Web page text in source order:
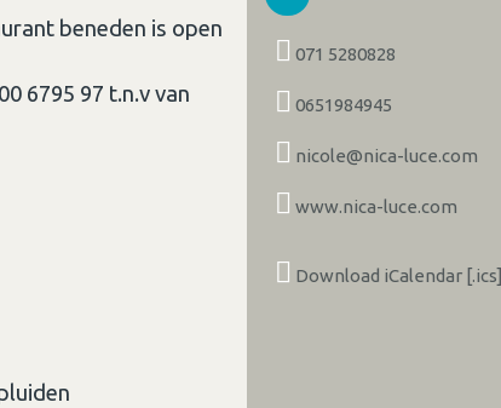
beneden is open
6795 97 t.n.v van
071 5280828
0651984945
nicole@nica-luce.com
www.nica-luce.com
Download iCalendar [.ics]